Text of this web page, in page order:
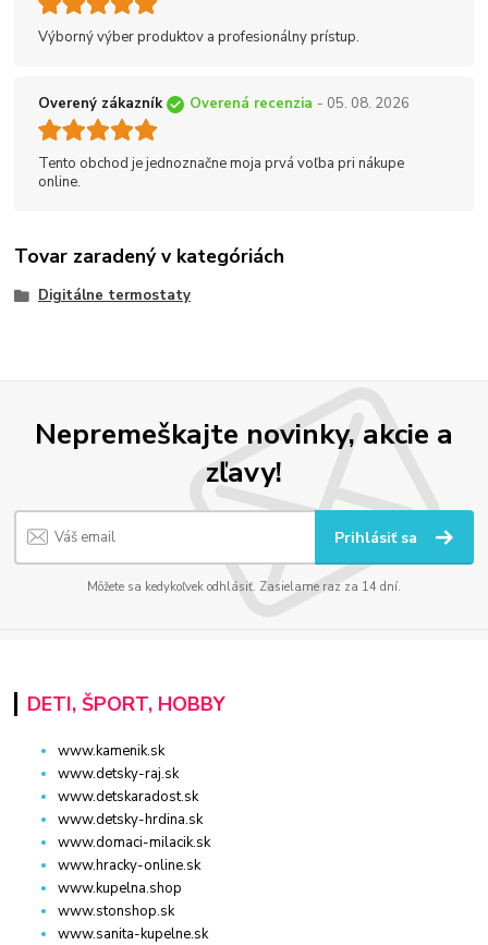
Výborný výber produktov a profesionálny prístup.
Overený zákazník Overená recenzia - 05. 08. 2026
Tento obchod je jednoznačne moja prvá voľba pri nákupe
online.
Tovar zaradený v kategóriách
Digitálne termostaty
Nepremeškajte novinky, akcie a
zľavy!
Prihlásiť sa
Môžete sa kedykoľvek odhlásiť. Zasielame raz za 14 dní.
DETI, ŠPORT, HOBBY
www.kamenik.sk
www.detsky-raj.sk
www.detskaradost.sk
www.detsky-hrdina.sk
www.domaci-milacik.sk
www.hracky-online.sk
www.kupelna.shop
www.stonshop.sk
www.sanita-kupelne.sk